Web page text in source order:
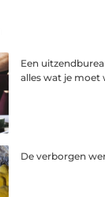
Een
alles wat je moet
De verborgen